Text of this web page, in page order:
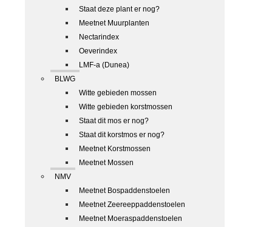
Staat deze plant er nog?
Meetnet Muurplanten
Nectarindex
Oeverindex
LMF-a (Dunea)
BLWG
Witte gebieden mossen
Witte gebieden korstmossen
Staat dit mos er nog?
Staat dit korstmos er nog?
Meetnet Korstmossen
Meetnet Mossen
NMV
Meetnet Bospaddenstoelen
Meetnet Zeereeppaddenstoelen
Meetnet Moeraspaddenstoelen